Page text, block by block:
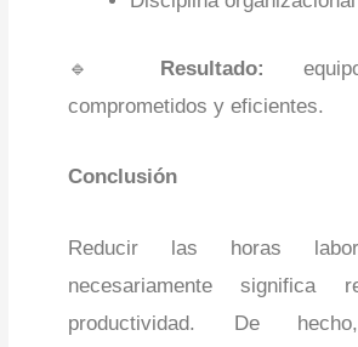
🔹 Resultado:
comprometidos y eficientes.
Conclusión
Reducir las horas
necesariamente significa
productividad. De